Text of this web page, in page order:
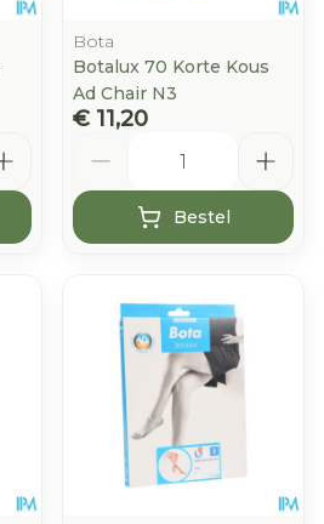
Bota
Botalux 70 Korte Kous
Ad Chair N3
€ 11,20
Bestel